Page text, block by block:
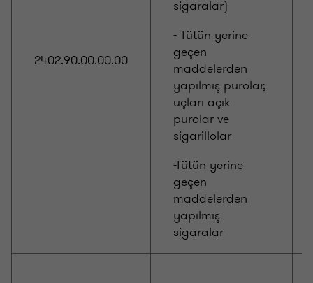
2402.90.00.00.00
sigaralar)
- Tütün yerine
geçen
maddelerden
yapılmış purolar,
uçları açık
purolar ve
sigarillolar
-Tütün yerine
geçen
maddelerden
yapılmış
sigaralar